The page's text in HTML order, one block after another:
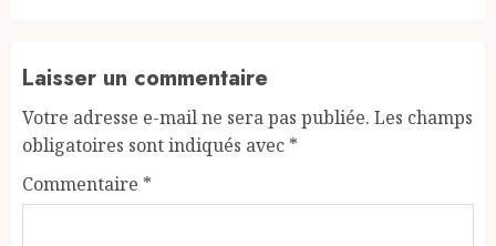
Laisser un commentaire
Votre adresse e-mail ne sera pas publiée. Les champs
obligatoires sont indiqués avec *
Commentaire *